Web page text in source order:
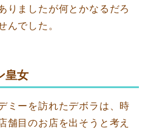
りましたが何とかなるだろ
んでした。
皇女
ミーを訪れたデボラは、時
舗目のお店を出そうと考え